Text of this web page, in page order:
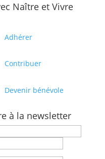
Naître et Vivre
Adhérer
Contribuer
Devenir bénévole
à la newsletter